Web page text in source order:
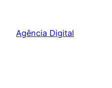
Agência Digital